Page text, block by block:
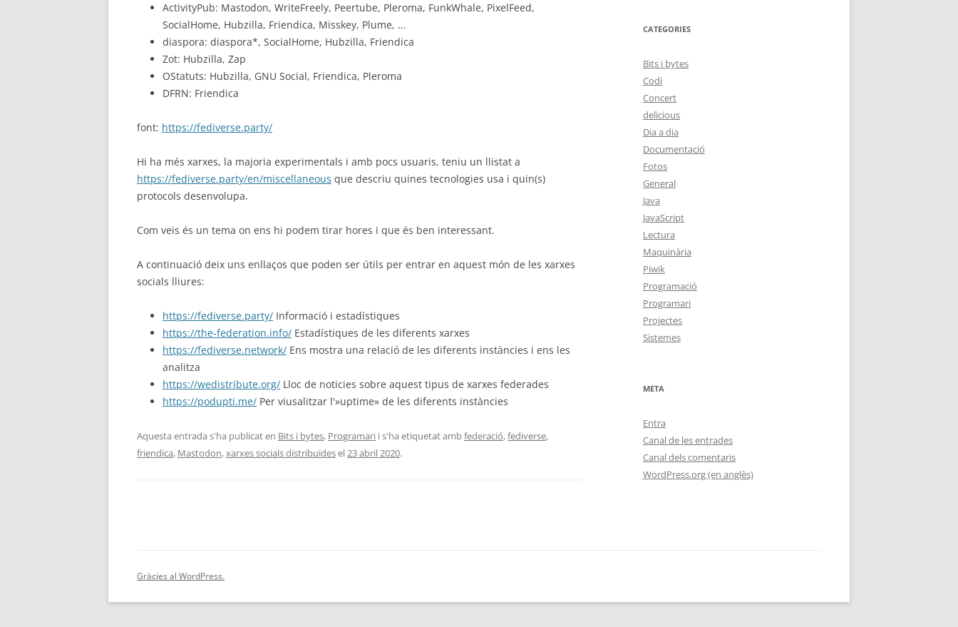
ActivityPub: Mastodon, WriteFreely, Peertube, Pleroma, FunkWhale, PixelFeed,
SocialHome, Hubzilla, Friendica, Misskey, Plume, …
diaspora: diaspora*, SocialHome, Hubzilla, Friendica
Zot: Hubzilla, Zap
OStatuts: Hubzilla, GNU Social, Friendica, Pleroma
DFRN: Friendica
font: https://fediverse.party/
Hi ha més xarxes, la majoria experimentals i amb pocs usuaris, teniu un llistat a
https://fediverse.party/en/miscellaneous que descriu quines tecnologies usa i quin(s)
protocols desenvolupa.
Com veis és un tema on ens hi podem tirar hores i que és ben interessant.
A continuació deix uns enllaços que poden ser útils per entrar en aquest món de les xarxes
socials lliures:
https://fediverse.party/ Informació i estadístiques
https://the-federation.info/ Estadístiques de les diferents xarxes
https://fediverse.network/ Ens mostra una relació de les diferents instàncies i ens les
analitza
https://wedistribute.org/ Lloc de noticies sobre aquest tipus de xarxes federades
https://podupti.me/ Per viusalitzar l'»uptime» de les diferents instàncies
Aquesta entrada s'ha publicat en Bits i bytes, Programari i s'ha etiquetat ambfederació,fediverse,
friendica, Mastodon,xarxes socials distribuïdesel23 abril 2020.
CATEGORIES
Bits i bytes
Codi
Concert
delicious
Dia a dia
Documentació
Fotos
General
Java
JavaScript
Lectura
Maquinària
Piwik
Programació
Programari
Projectes
Sistemes
META
Entra
Canal de les entrades
Canal dels comentaris
WordPress.org (en anglès)
Gràcies al WordPress.